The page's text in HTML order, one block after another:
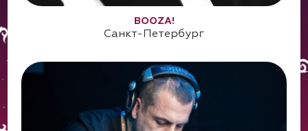
BOOZA!
Санкт-Петербург